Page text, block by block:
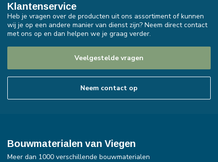
Klantenservice
Heb je vragen over de producten uit ons assortiment of kunnen
wij je op een andere manier van dienst zijn? Neem direct contact
met ons op en dan helpen we je graag verder.
Veelgestelde vragen
Neem contact op
Bouwmaterialen van Viegen
Meer dan 1000 verschillende bouwmaterialen